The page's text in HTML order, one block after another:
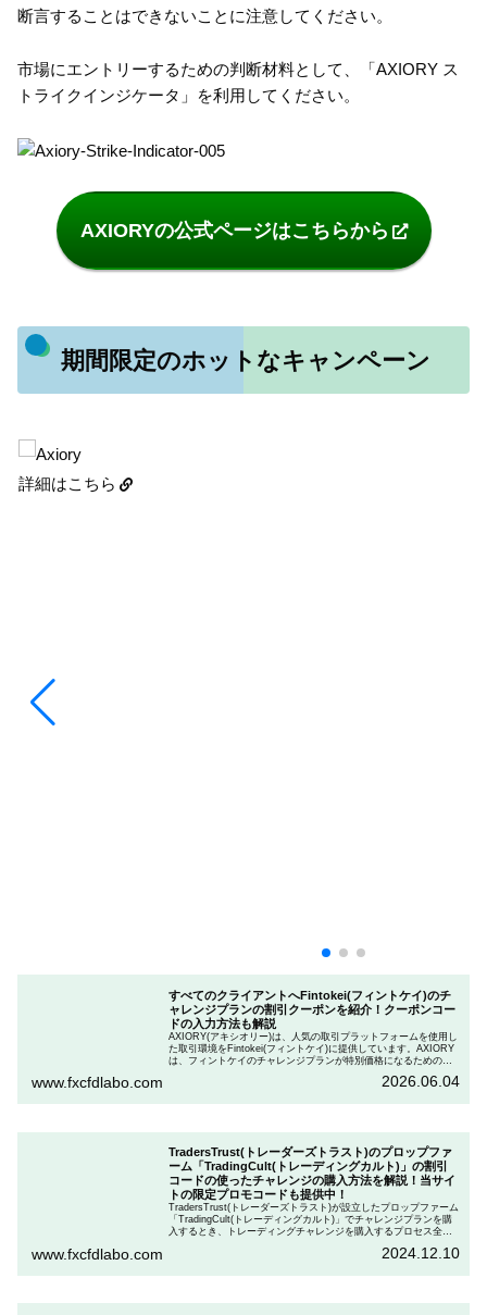
断言することはできないことに注意してください。
市場にエントリーするための判断材料として、「AXIORY ス
トライクインジケータ」を利用してください。
AXIORYの公式ページはこちらから
期間限定のホットなキャンペーン
詳細はこちら
すべてのクライアントへFintokei(フィントケイ)のチ
ャレンジプランの割引クーポンを紹介！クーポンコー
ドの入力方法も解説
AXIORY(アキシオリー)は、人気の取引プラットフォームを使用し
た取引環境をFintokei(フィントケイ)に提供しています。AXIORY
は、フィントケイのチャレンジプランが特別価格になるためのク
ランを申し込むときのクーポンコードを入力して割引にする方法
www.fxcfdlabo.com 2026.06.04
TradersTrust(トレーダーズトラスト)のプロップファ
ーム「TradingCult(トレーディングカルト)」の割引
コードの使ったチャレンジの購入方法を解説！当サイ
トの限定プロモコードも提供中！
TradersTrust(トレーダーズトラスト)が設立したプロップファーム
「TradingCult(トレーディングカルト)」でチャレンジプランを購
入するとき、トレーディングチャレンジを購入するプロセス全体
ます。さらに、TradingCultがほぼ定期的に実施している割引コー
www.fxcfdlabo.com 2024.12.10